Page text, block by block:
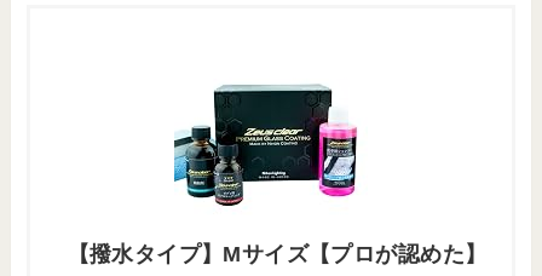
【撥水タイプ】Mサイズ【プロが認めた】